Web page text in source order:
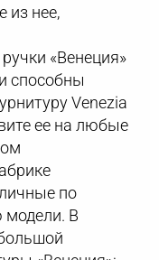
из нее,
«Венеция»
способны
Venezia
ее на любые
по
В